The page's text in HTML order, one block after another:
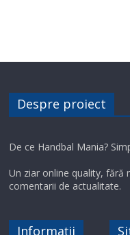
Despre proiect
De ce Handbal Mania?
Un ziar online quality,
comentarii de actualitate.
Informații